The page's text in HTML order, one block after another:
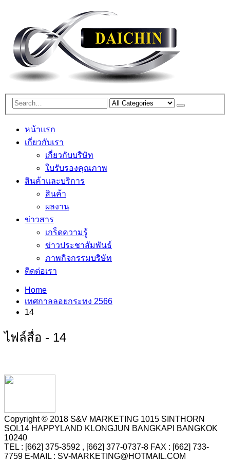
หน้าแรก
เกี่ยวกับเรา
เกี่ยวกับบริษัท
ใบรับรองคุณภาพ
สินค้าและบริการ
สินค้า
ผลงาน
ข่าวสาร
เกร็ดความรู้
ข่าวประชาสัมพันธ์
ภาพกิจกรรมบริษัท
ติดต่อเรา
Home
เทศกาลลอยกระทง 2566
14
ไฟล์สื่อ - 14
Copyright © 2018 S&V MARKETING 1015 SINTHORN
SOI.14 HAPPYLAND KLONGJUN BANGKAPI BANGKOK
10240
TEL : [662] 375-3592 , [662] 377-0737-8 FAX : [662] 733-
7759 E-MAIL : SV-MARKETING@HOTMAIL.COM